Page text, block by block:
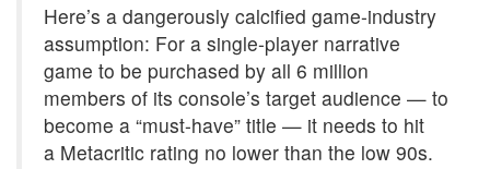
Here’s a dangerously calcified game-industry
assumption: For a single-player narrative
game to be purchased by all 6 million
members of its console’s target audience — to
become a “must-have” title — it needs to hit
a Metacritic rating no lower than the low 90s.